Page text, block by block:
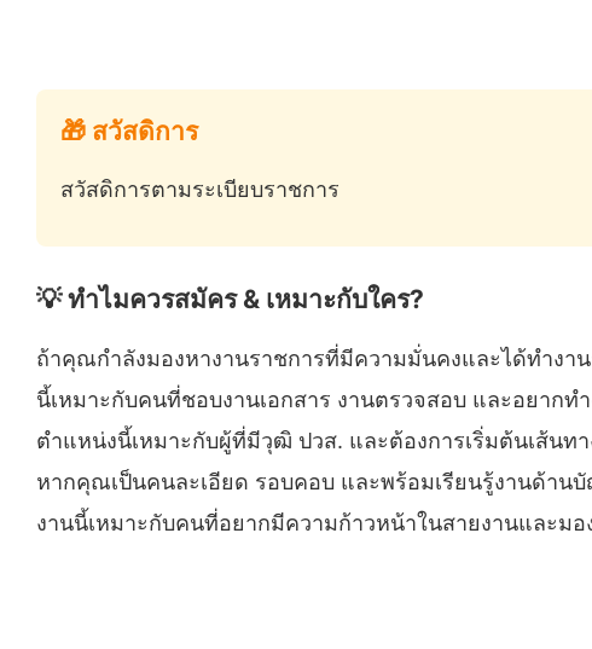
🎁 สวัสดิการ
สวัสดิการตามระเบียบราชการ
💡 ทำไมควรสมัคร & เหมาะกับใคร?
ถ้าคุณกำลังมองหางานราชการที่มีความมั่นคงและได้ทำง
นี้เหมาะกับคนที่ชอบงานเอกสาร งานตรวจสอบ และอยากท
ตำแหน่งนี้เหมาะกับผู้ที่มีวุฒิ ปวส. และต้องการเริ่มต้นเส้นท
หากคุณเป็นคนละเอียด รอบคอบ และพร้อมเรียนรู้งานด้า
งานนี้เหมาะกับคนที่อยากมีความก้าวหน้าในสายงานและม